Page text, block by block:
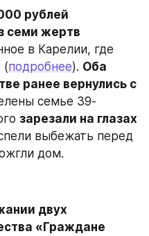
рублей
семи жертв
в Карелии, где
(подробнее). Оба
ранее вернулись с
семье 39-
зарезали на глазах
выбежать перед
дом.
двух
«Граждане